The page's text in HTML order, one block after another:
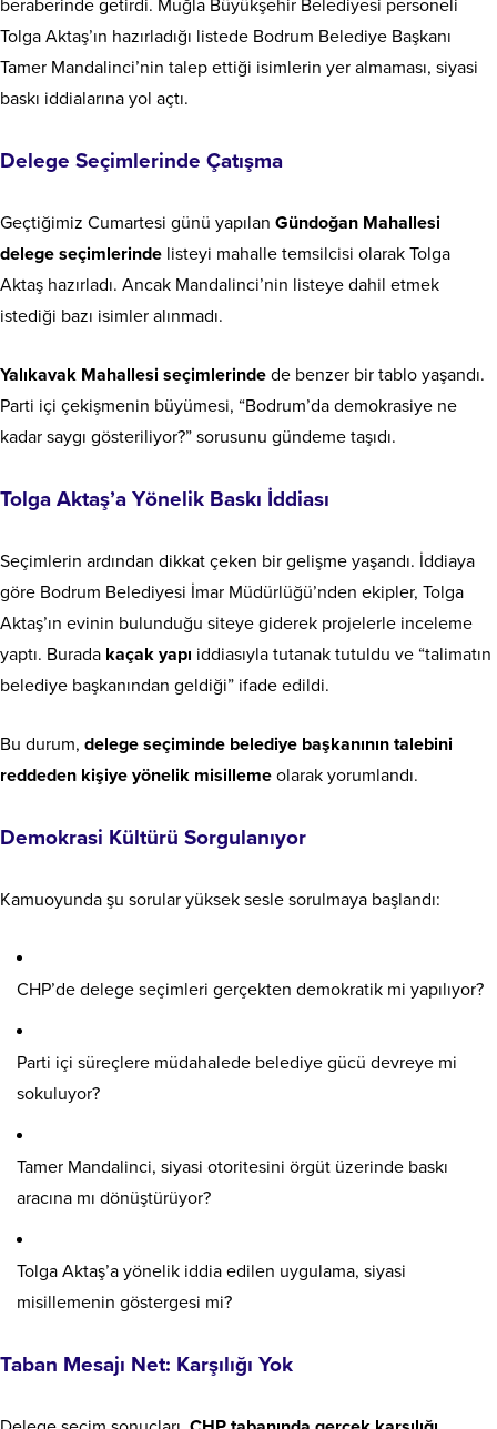
beraberinde getirdi. Muğla Büyükşehir Belediyesi personeli
Tolga Aktaş’ın hazırladığı listede Bodrum Belediye Başkanı
Tamer Mandalinci’nin talep ettiği isimlerin yer almaması, siyasi
baskı iddialarına yol açtı.
Delege Seçimlerinde Çatışma
Geçtiğimiz Cumartesi günü yapılan Gündoğan Mahallesi
delege seçimlerinde listeyi mahalle temsilcisi olarak Tolga
Aktaş hazırladı. Ancak Mandalinci’nin listeye dahil etmek
istediği bazı isimler alınmadı.
Yalıkavak Mahallesi seçimlerinde de benzer bir tablo yaşandı.
Parti içi çekişmenin büyümesi, “Bodrum’da demokrasiye ne
kadar saygı gösteriliyor?” sorusunu gündeme taşıdı.
Tolga Aktaş’a Yönelik Baskı İddiası
Seçimlerin ardından dikkat çeken bir gelişme yaşandı. İddiaya
göre Bodrum Belediyesi İmar Müdürlüğü’nden ekipler, Tolga
Aktaş’ın evinin bulunduğu siteye giderek projelerle inceleme
yaptı. Burada kaçak yapı iddiasıyla tutanak tutuldu ve “talimatın
belediye başkanından geldiği” ifade edildi.
Bu durum, delege seçiminde belediye başkanının talebini
reddeden kişiye yönelik misilleme olarak yorumlandı.
Demokrasi Kültürü Sorgulanıyor
Kamuoyunda şu sorular yüksek sesle sorulmaya başlandı:
CHP’de delege seçimleri gerçekten demokratik mi yapılıyor?
Parti içi süreçlere müdahalede belediye gücü devreye mi
sokuluyor?
Tamer Mandalinci, siyasi otoritesini örgüt üzerinde baskı
aracına mı dönüştürüyor?
Tolga Aktaş’a yönelik iddia edilen uygulama, siyasi
misillemenin göstergesi mi?
Taban Mesajı Net: Karşılığı Yok